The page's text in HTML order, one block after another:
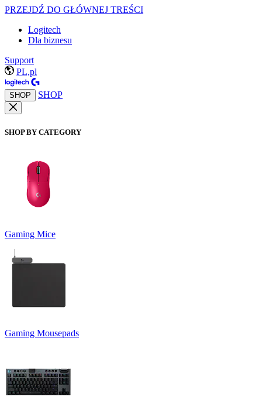
PRZEJDŹ DO GŁÓWNEJ TREŚCI
Logitech
Dla biznesu
Support
PL,pl
SHOP SHOP
SHOP BY CATEGORY
Gaming Mice
Gaming Mousepads